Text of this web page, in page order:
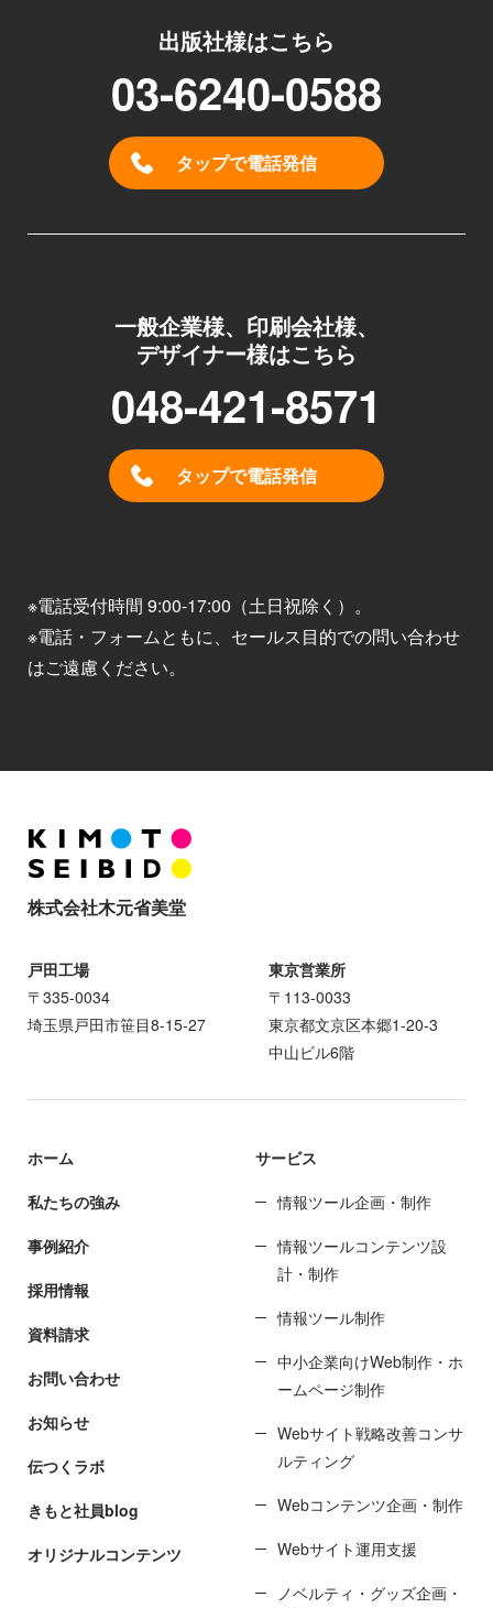
出版社様はこちら
03-6240-0588
タップで電話発信
一般企業様、印刷会社様、
デザイナー様はこちら
048-421-8571
タップで電話発信
※電話受付時間 9:00-17:00（土日祝除く）。
※電話・フォームともに、セールス目的での問い合わせ
はご遠慮ください。
株式会社木元省美堂
戸田工場
〒335-0034
埼玉県戸田市笹目8-15-27
東京営業所
〒113-0033
東京都文京区本郷1-20-3
中山ビル6階
ホーム
私たちの強み
事例紹介
採用情報
資料請求
お問い合わせ
お知らせ
伝つくラボ
きもと社員blog
オリジナルコンテンツ
サービス
情報ツール企画・制作
情報ツールコンテンツ設
計・制作
情報ツール制作
中小企業向けWeb制作・ホ
ームページ制作
Webサイト戦略改善コンサ
ルティング
Webコンテンツ企画・制作
Webサイト運用支援
ノベルティ・グッズ企画・